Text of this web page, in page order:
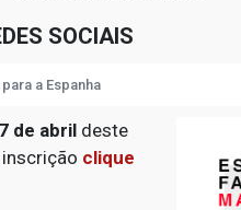
SOCIAIS
a Espanha
de abril deste
inscrição clique